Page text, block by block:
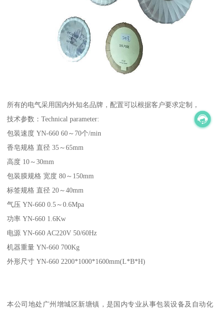
所有的电气采用国内外知名品牌，配置可以根据客户要求定制，
技术参数：Technical parameter:
包装速度 YN-660 60～70个/min
香皂规格 直径 35～65mm
高度 10～30mm
包装膜规格 宽度 80～150mm
标签规格 直径 20～40mm
气压 YN-660 0.5～0.6Mpa
功率 YN-660 1.6Kw
电源 YN-660 AC220V 50/60Hz
机器重量 YN-660 700Kg
外形尺寸 YN-660 2200*1000*1600mm(L*B*H)
本公司地处广州增城区新塘镇，是国内专业从事包装设备及自动化